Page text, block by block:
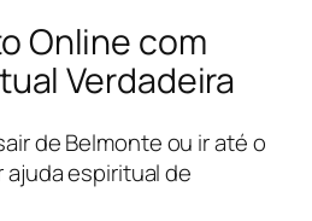
Online com
Verdadeira
de Belmonte ou ir até o
ajuda espiritual de